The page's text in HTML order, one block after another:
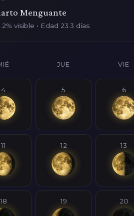
Menguante
visible • Edad 23.3 días
JUE VIE
4 5 6
11 12 13
18 19 20